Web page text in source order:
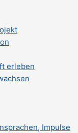
erleben
Impulse